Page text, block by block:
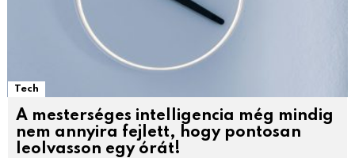
Tech
A mesterséges intelligencia még mindig
nem annyira fejlett, hogy pontosan
leolvasson egy órát!